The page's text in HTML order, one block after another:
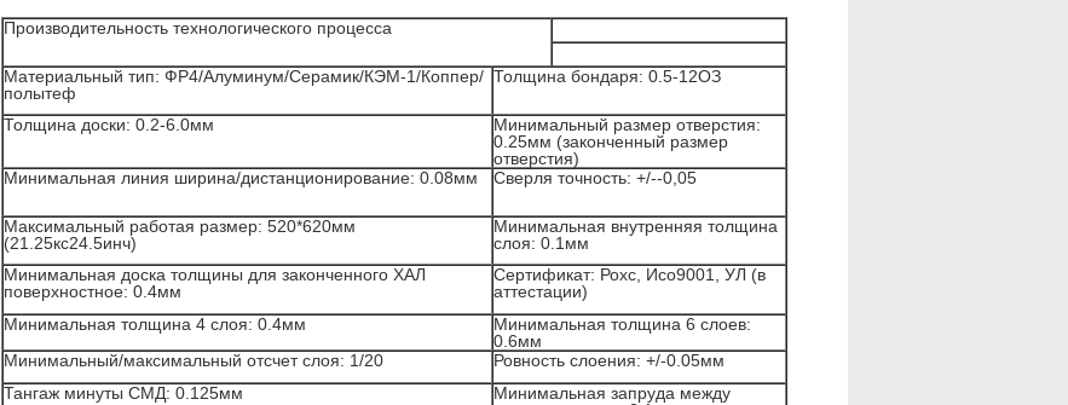
Производительность технологического процесса
Материальный тип: ФР4/Алуминум/Серамик/КЭМ-1/Коппер/
полытеф
Толщина бондаря: 0.5-12ОЗ
Толщина доски: 0.2-6.0мм
Минимальный размер отверстия:
0.25мм (законченный размер
отверстия)
Минимальная линия ширина/дистанционирование: 0.08мм
Сверля точность: +/--0,05
Максимальный работая размер: 520*620мм
(21.25кс24.5инч)
Минимальная внутренняя толщина
слоя: 0.1мм
Минимальная доска толщины для законченного ХАЛ
поверхностное: 0.4мм
Сертификат: Рохс, Исо9001, УЛ (в
аттестации)
Минимальная толщина 4 слоя: 0.4мм
Минимальная толщина 6 слоев:
0.6мм
Минимальный/максимальный отсчет слоя: 1/20
Ровность слоения: +/-0.05мм
Тангаж минуты СМД: 0.125мм
Минимальная запруда между